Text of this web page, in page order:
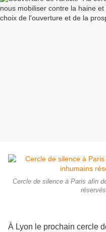
Cercle de silence à Paris afin
À Lyon le prochain cercle